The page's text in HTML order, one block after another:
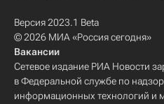
Версия 2023.1 Beta
© 2026 МИА «Россия сегодня»
Вакансии
Сетевое издание РИА Новости
в Федеральной службе по
информационных технологий и